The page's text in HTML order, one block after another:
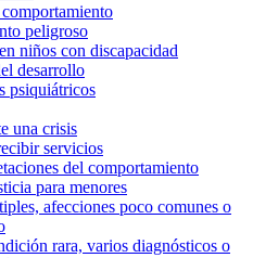
peligroso
niños con discapacidad
desarrollo
psiquiátricos
una crisis
servicios
del comportamiento
para menores
afecciones poco comunes o
rara, varios diagnósticos o